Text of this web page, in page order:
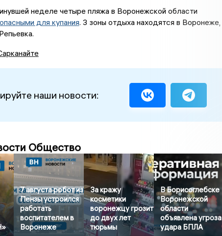
неделе четыре пляжа в Воронежской области
для купания. 3 зоны отдыха находятся в Воронеже,
наши новости:
Общество
7 августа робот из
Пензы устроился
работать
воспитателем в
Воронеже
За кражу
косметики
воронежцу грозит
до двух лет
тюрьмы
В Борисоглебске
Воронежской
области
объявлена угроза
удара БПЛА